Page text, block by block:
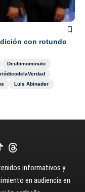
con rotundo
Deultimominuto
Luis Abinader
informativos y
en audiencia en